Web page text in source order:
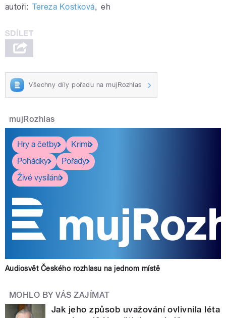
autoři: Tereza Kostková, eh
Všechny díly pořadu na mujRozhlas
mujRozhlas
Hry a četby
Krimi
Pohádky
Pořady
Živé vysílání
Audiosvět Českého rozhlasu na jednom místě
MOHLO BY VÁS ZAJÍMAT
Jak jeho způsob uvažování ovlivnila léta